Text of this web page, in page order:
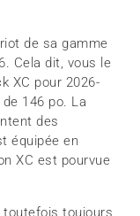
de sa gamme
Cela dit, vous le
XC pour 2026-
146 po. La
des
équipée en
XC est pourvue
toujours